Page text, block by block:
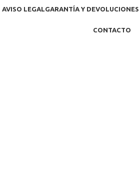
AVISO LEGAL GARANTÍA Y DEVOLUCIONES
CONTACTO